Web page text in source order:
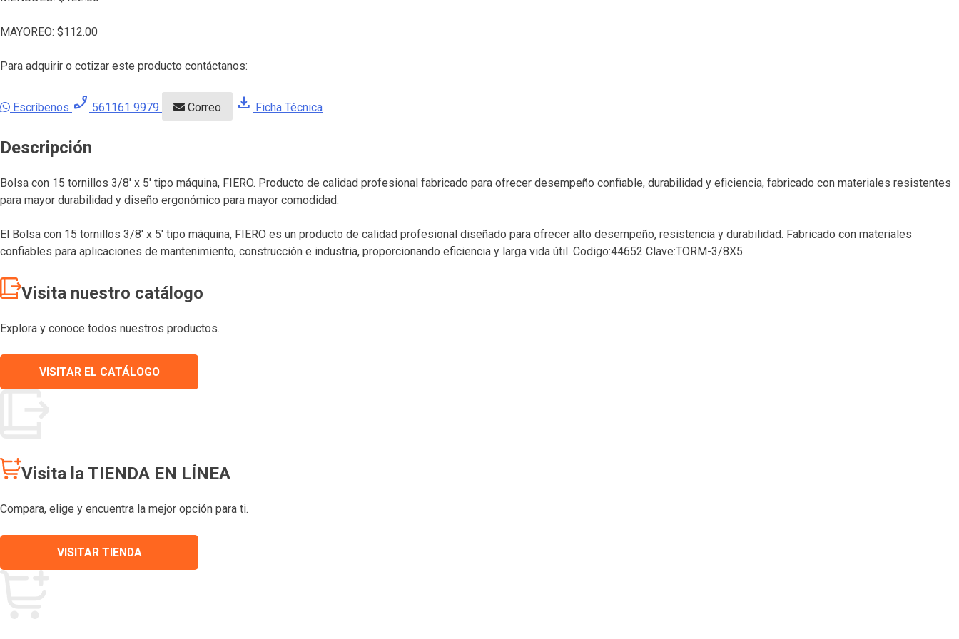
MAYOREO: $112.00
Para adquirir o cotizar este producto contáctanos:
Escríbenos phone_enabled 561161 9979 Correo download Ficha Técnica
Descripción
Bolsa con 15 tornillos 3/8′ x 5′ tipo máquina, FIERO. Producto de calidad profesional fabricado para ofrecer desempeño confiable, durabilidad y eficiencia, fabricado con materiales resistentes
para mayor durabilidad y diseño ergonómico para mayor comodidad.
El Bolsa con 15 tornillos 3/8′ x 5′ tipo máquina, FIERO es un producto de calidad profesional diseñado para ofrecer alto desempeño, resistencia y durabilidad. Fabricado con materiales
confiables para aplicaciones de mantenimiento, construcción e industria, proporcionando eficiencia y larga vida útil. Codigo:44652 Clave:TORM-3/8X5
Visita nuestro catálogo
Explora y conoce todos nuestros productos.
VISITAR EL CATÁLOGO
Visita la TIENDA EN LÍNEA
Compara, elige y encuentra la mejor opción para ti.
VISITAR TIENDA